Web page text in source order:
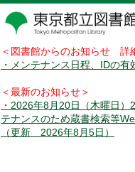
＜図書館からのお知らせ 詳
・メンテナンス日程、IDの
＜最新のお知らせ＞
・2026年8月20日（木曜日
テナンスのため蔵書検索等
（更新 2026年8月5日）